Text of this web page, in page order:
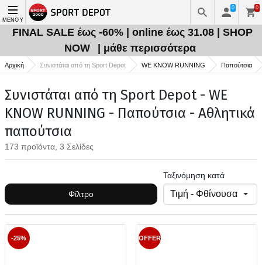
ΜΕΝΟΎ
0 0
FINAL SALE έως -60% | online έως 31.08 | SHOP
NOW
| μάθε περισσότερα
Αρχική Συνιστάται από τη Sport Depot WE KNOW RUNNING Παπούτσια
Συνιστάται από τη Sport Depot - WE
KNOW RUNNING - Παπούτσια - Αθλητικά
παπούτσια
173 προϊόντα, 3 Σελίδες
Φίλτρο
Ταξινόμηση κατά
-25% OFFER